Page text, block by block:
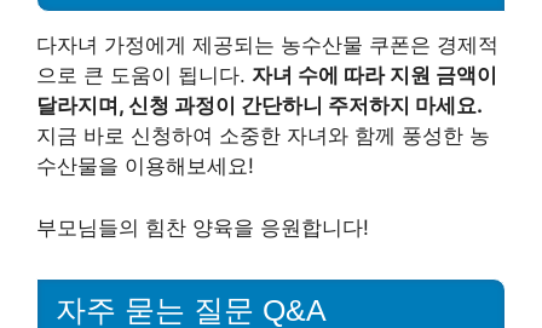
다자녀 가정에게 제공되는 농수산물 쿠폰은 경제적
으로 큰 도움이 됩니다. 자녀 수에 따라 지원 금액이
달라지며, 신청 과정이 간단하니 주저하지 마세요.
지금 바로 신청하여 소중한 자녀와 함께 풍성한 농
수산물을 이용해보세요!
부모님들의 힘찬 양육을 응원합니다!
자주 묻는 질문 Q&A